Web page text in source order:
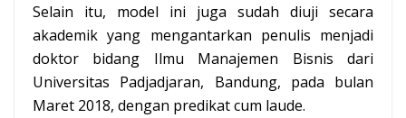
Selain itu, model ini juga sudah diuji secara
akademik yang mengantarkan penulis menjadi
doktor bidang Ilmu Manajemen Bisnis dari
Universitas Padjadjaran, Bandung, pada bulan
Maret 2018, dengan predikat cum laude.